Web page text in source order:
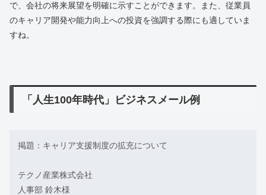
で、会社の将来展望を明確に示すことができます。また、従業員
のキャリア開発や能力向上への投資を強調する際にも適していま
すね。
「人生100年時代」ビジネスメール例
掲題：キャリア支援制度の拡充について
テクノ産業株式会社
人事部 鈴木様